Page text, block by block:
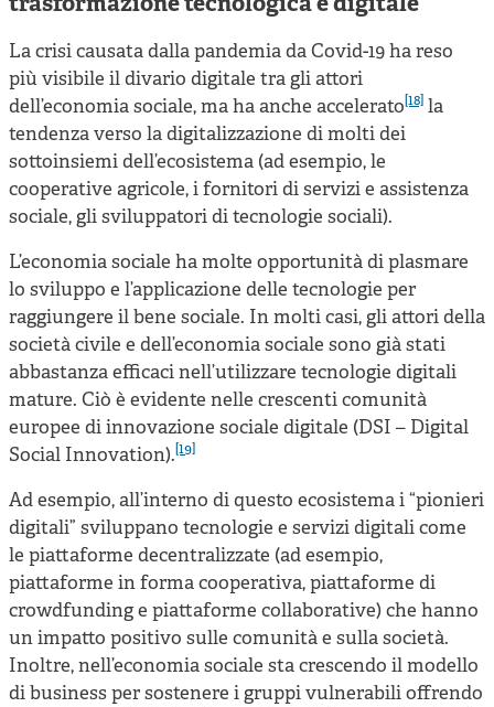
La crisi causata dalla pandemia da Covid-19 ha reso
più visibile il divario digitale tra gli attori
dell’economia sociale, ma ha anche accelerato[18] la
tendenza verso la digitalizzazione di molti dei
sottoinsiemi dell’ecosistema (ad esempio, le
cooperative agricole, i fornitori di servizi e assistenza
sociale, gli sviluppatori di tecnologie sociali).
L’economia sociale ha molte opportunità di plasmare
lo sviluppo e l’applicazione delle tecnologie per
raggiungere il bene sociale. In molti casi, gli attori della
società civile e dell’economia sociale sono già stati
abbastanza efficaci nell’utilizzare tecnologie digitali
mature. Ciò è evidente nelle crescenti comunità
europee di innovazione sociale digitale (DSI – Digital
Social Innovation).[19]
Ad esempio, all’interno di questo ecosistema i “pionieri
digitali” sviluppano tecnologie e servizi digitali come
le piattaforme decentralizzate (ad esempio,
piattaforme in forma cooperativa, piattaforme di
crowdfunding e piattaforme collaborative) che hanno
un impatto positivo sulle comunità e sulla società.
Inoltre, nell’economia sociale sta crescendo il modello
di business per sostenere i gruppi vulnerabili offrendo